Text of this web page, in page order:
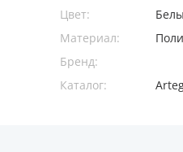
Цвет:
Материал:
Бренд:
Каталог: